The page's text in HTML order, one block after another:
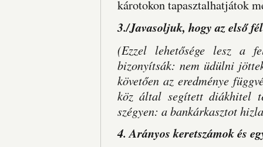
károtokon tapasztalhatjátok
3./Javasoljuk, hogy az első
(Ezzel lehetősége lesz a
bizonyítsák: nem üdülni
követően az eredménye
köz által segített diákhitel
szégyen: a bankárkasztot
4. Arányos keretszámok és